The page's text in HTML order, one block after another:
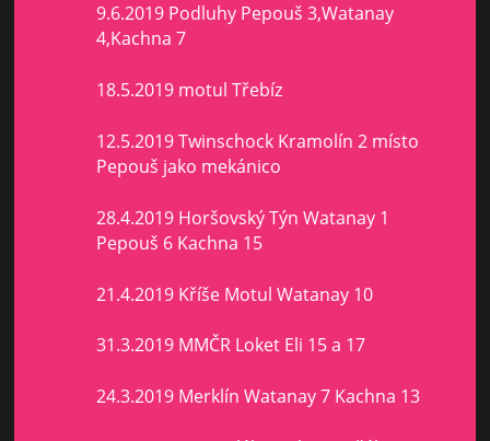
9.6.2019 Podluhy Pepouš 3,Watanay
4,Kachna 7
18.5.2019 motul Třebíz
12.5.2019 Twinschock Kramolín 2 místo
Pepouš jako mekánico
28.4.2019 Horšovský Týn Watanay 1
Pepouš 6 Kachna 15
21.4.2019 Kříše Motul Watanay 10
31.3.2019 MMČR Loket Eli 15 a 17
24.3.2019 Merklín Watanay 7 Kachna 13